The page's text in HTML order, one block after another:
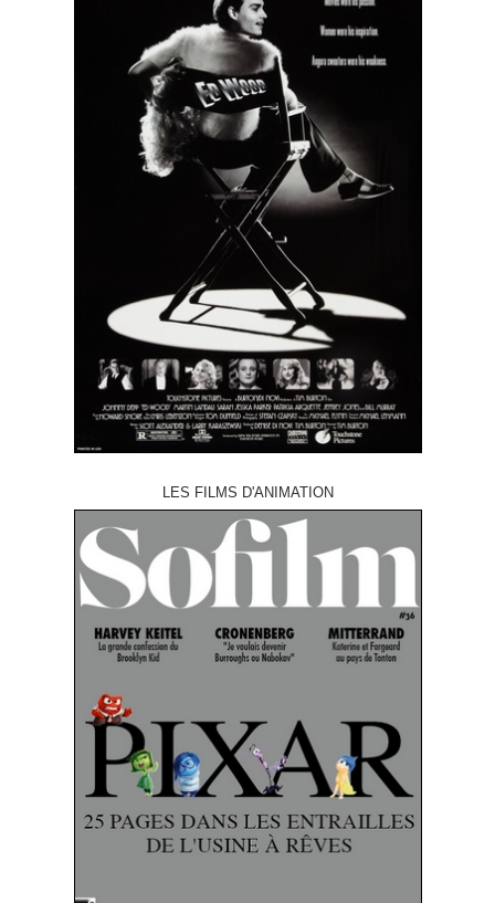
LES FILMS D'ANIMATION